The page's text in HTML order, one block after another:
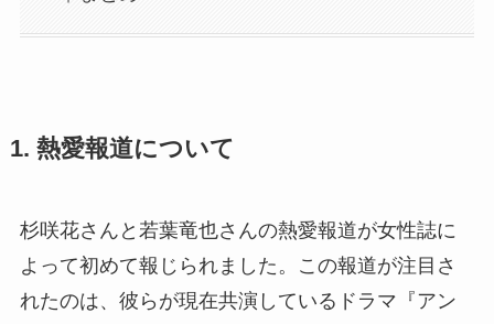
1. 熱愛報道について
杉咲花さんと若葉竜也さんの熱愛報道が女性誌に
よって初めて報じられました。この報道が注目さ
れたのは、彼らが現在共演しているドラマ『アン